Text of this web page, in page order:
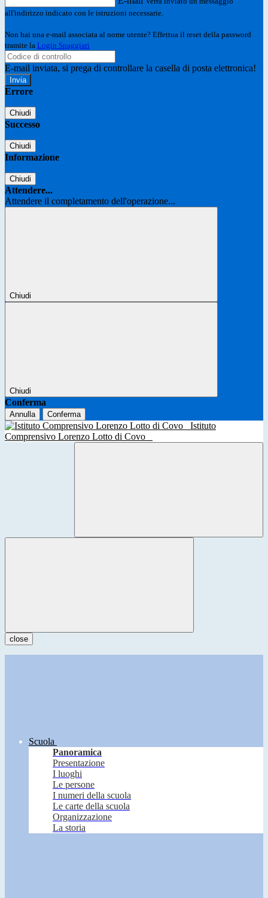
all'indirizzo indicato con le istruzioni necessarie.
Non hai una e-mail associata al nome utente? Effettua il reset della password
tramite la Login Spaggiari
E-mail inviata, si prega di controllare la casella di posta elettronica!
Errore
Chiudi
Successo
Chiudi
Informazione
Chiudi
Attendere...
Attendere il completamento dell'operazione...
Chiudi
Chiudi
Conferma
Annulla Conferma
Istituto
Comprensivo Lorenzo Lotto di Covo
close
Scuola
Panoramica
Presentazione
I luoghi
Le persone
I numeri della scuola
Le carte della scuola
Organizzazione
La storia